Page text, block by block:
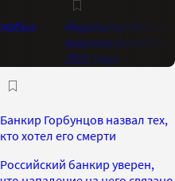
Индикатор Bank of
максимальный
2021 года
Банкир Горбунцов назвал тех,
кто хотел его смерти
Российский банкир уверен,